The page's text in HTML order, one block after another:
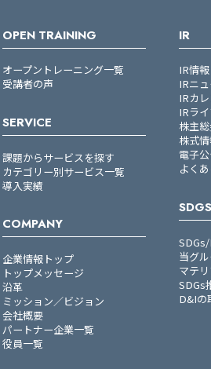
OPEN TRAINING
オープントレーニング一覧
受講者の声
SERVICE
課題からサービスを探す
カテゴリー別サービス一覧
導入実績
COMPANY
企業情報トップ
トップメッセージ
沿革
ミッション／ビジョン
会社概要
パートナー企業一覧
役員一覧
IR
IR情
IRニ
IRカ
IRラ
株主
株式
電子
よく
当グ
マテ
SDGs
D&Iの